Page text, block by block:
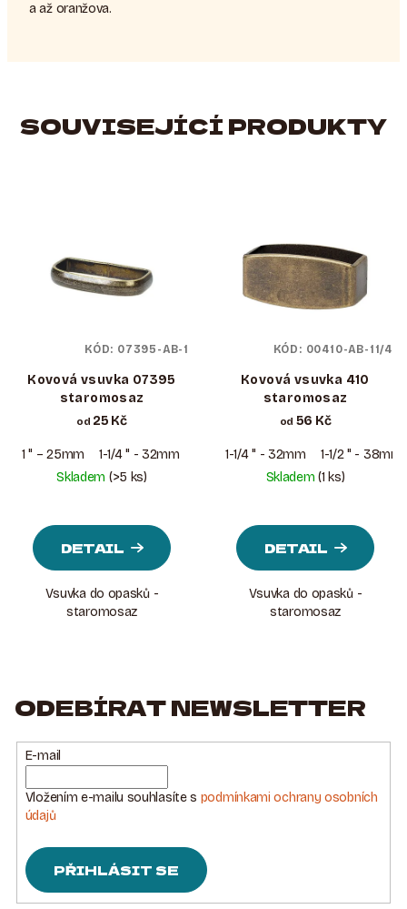
a až oranžova.
SOUVISEJÍCÍ PRODUKTY
Kovová vsuvka 07395
staromosaz
od 25 Kč
1 " – 25mm 1-1/4 " - 32mm
1-1/2 " - 38mm
Skladem (>5 ks)
DETAIL
Vsuvka do opasků -
staromosaz
KÓD: 07395-AB-1
Kovová vsuvka 410
staromosaz
od 56 Kč
1-1/4 " - 32mm
1-1/2 " - 38mm
Skladem(1 ks)
DETAIL
Vsuvka do opasků -
staromosaz
KÓD: 00410-AB-11/4
ODEBÍRAT NEWSLETTER
E-mail
Vložením e-mailu souhlasíte s podmínkami ochrany osobních
údajů
PŘIHLÁSIT SE